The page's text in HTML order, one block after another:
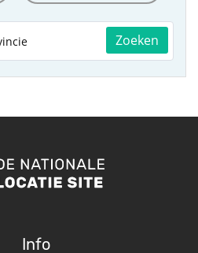
Zoeken
Info